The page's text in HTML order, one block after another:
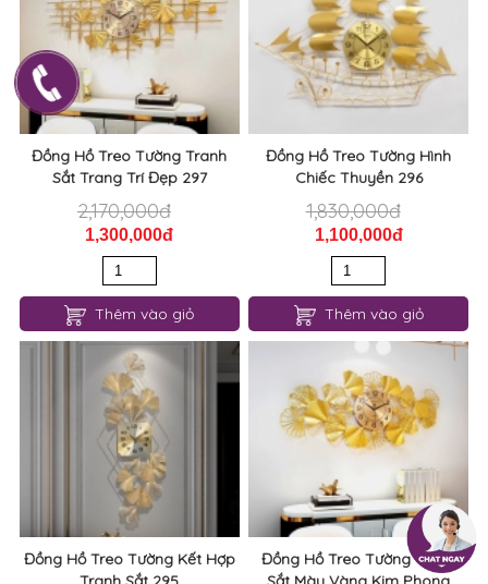
Đồng Hồ Treo Tường Tranh
Sắt Trang Trí Đẹp 297
2,170,000đ
1,300,000đ
Thêm vào giỏ
Đồng Hồ Treo Tường Hình
Chiếc Thuyền 296
1,830,000đ
1,100,000đ
Thêm vào giỏ
Đồng Hồ Treo Tường Kết Hợp
Tranh Sắt 295
2,750,000đ
Đồng Hồ Treo Tường Tranh
Sắt Màu Vàng Kim Phong
Thủy 294
2,500,000đ